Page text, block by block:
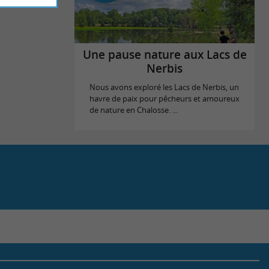
Une pause nature aux Lacs de
Nerbis
Nous avons exploré les Lacs de Nerbis, un
havre de paix pour pêcheurs et amoureux
de nature en Chalosse. ...